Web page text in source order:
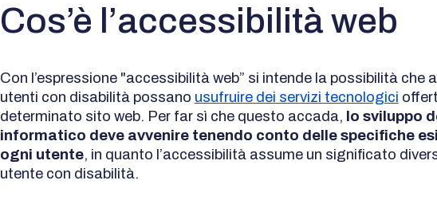
Cos’è l’accessibilità web
Con l’espressione "accessibilità web” si intende la possibilità che
utenti con disabilità possano usufruire dei servizi tecnologici
determinato sito web. Per far sì che questo accada, lo sviluppo
informatico deve avvenire tenendo conto delle specifiche
ogni utente, in quanto l’accessibilità assume un significato
utente con disabilità.